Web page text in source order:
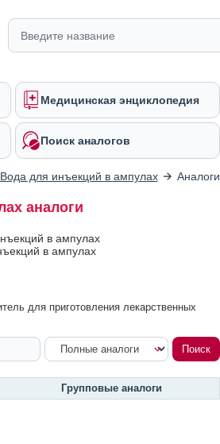
Медицинская энциклопедия
Поиск аналогов
Вода для инъекций в ампулах Аналоги
аналоги
в ампулах
в ампулах
для приготовления лекарственных
Групповые аналоги